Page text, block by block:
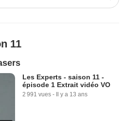
11
Les Experts - saison 11 -
épisode 1 Extrait vidéo VO
2 991 vues - Il y a 13 ans